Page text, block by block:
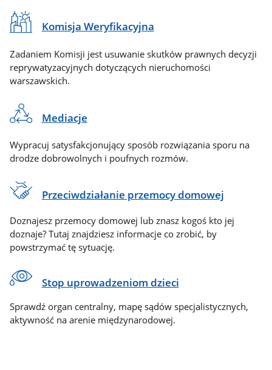
Komisja Weryfikacyjna
Zadaniem Komisji jest usuwanie skutków prawnych decyzji
reprywatyzacyjnych dotyczących nieruchomości
warszawskich.
Mediacje
Wypracuj satysfakcjonujący sposób rozwiązania sporu na
drodze dobrowolnych i poufnych rozmów.
Przeciwdziałanie przemocy domowej
Doznajesz przemocy domowej lub znasz kogoś kto jej
doznaje? Tutaj znajdziesz informacje co zrobić, by
powstrzymać tę sytuację.
Stop uprowadzeniom dzieci
Sprawdź organ centralny, mapę sądów specjalistycznych,
aktywność na arenie międzynarodowej.